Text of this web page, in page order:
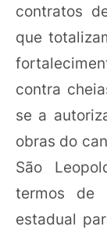
contratos
que
contra
se a
obras do
São
termos de
estadual